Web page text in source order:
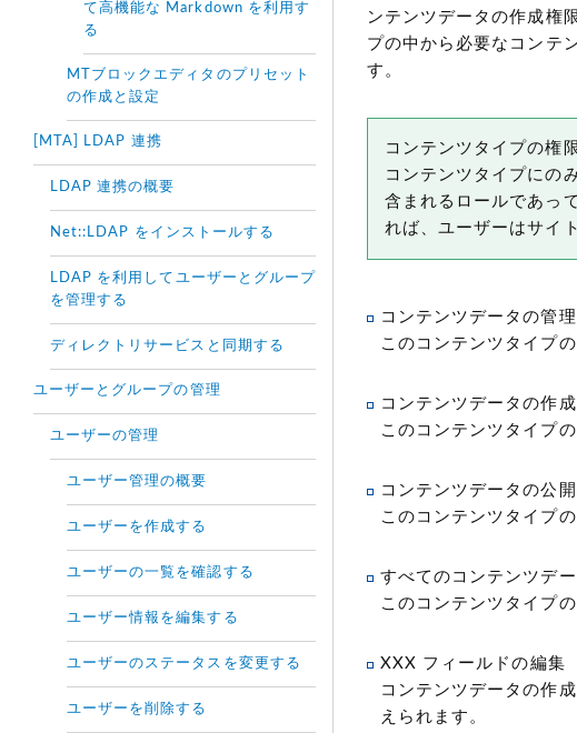
ンテンツデータの作成権
プの中から必要なコンテ
す。
コンテンツタイプの権
コンテンツタイプにの
含まれるロールであっ
れば、ユーザーはサイ
コンテンツデータの管理
このコンテンツタイプ
コンテンツデータの作成
このコンテンツタイプ
コンテンツデータの公開
このコンテンツタイプ
すべてのコンテンツデ
このコンテンツタイプ
XXX フィールドの編集
コンテンツデータの作
えられます。
て高機能な Markdown を利用す
る
MTブロックエディタのプリセット
の作成と設定
[MTA] LDAP 連携
LDAP 連携の概要
Net::LDAP をインストールする
LDAP を利用してユーザーとグループ
を管理する
ディレクトリサービスと同期する
ユーザーとグループの管理
ユーザーの管理
ユーザー管理の概要
ユーザーを作成する
ユーザーの一覧を確認する
ユーザー情報を編集する
ユーザーのステータスを変更する
ユーザーを削除する